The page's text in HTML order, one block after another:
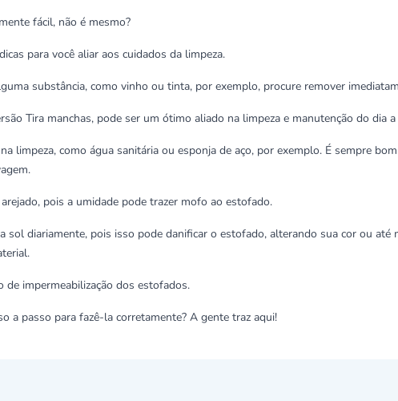
fácil, não é mesmo?
para você aliar aos cuidados da limpeza.
substância, como vinho ou tinta, por exemplo, procure remover
Tira manchas, pode ser um ótimo aliado na limpeza e manutenção do dia a
limpeza, como água sanitária ou esponja de aço, por exemplo. É sempre
pois a umidade pode trazer mofo ao estofado.
sol diariamente, pois isso pode danificar o estofado, alterando sua cor ou até
de impermeabilização dos estofados.
a passo para fazê-la corretamente? A gente traz aqui!